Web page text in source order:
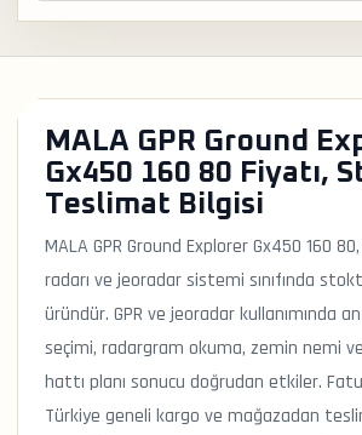
MALA GPR Ground
Gx450 160 80 Fiyatı,
Teslimat Bilgisi
MALA GPR Ground Explorer Gx450 160
radarı ve jeoradar sistemi sınıfında
üründür. GPR ve jeoradar kullanımında
seçimi, radargram okuma, zemin nemi
hattı planı sonucu doğrudan etkiler.
Türkiye geneli kargo ve mağazadan